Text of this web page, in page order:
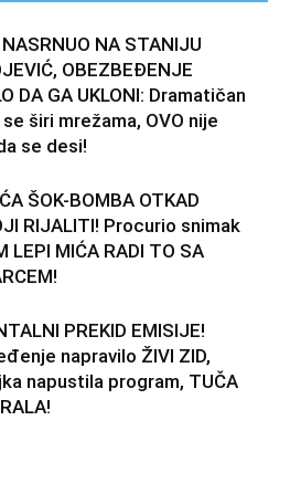
NASRNUO NA STANIJU
OBEZBEĐENJE
DA GA UKLONI: Dramatičan
širi mrežama, OVO nije
se desi!
ŠOK-BOMBA OTKAD
RIJALITI! Procurio snimak
LEPI MIĆA RADI TO SA
PREKID EMISIJE!
napravilo ŽIVI ZID,
napustila program, TUČA